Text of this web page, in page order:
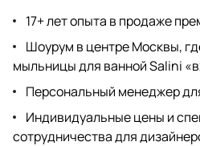
17+ лет опыта в продаже
Шоурум в центре Москвы,
мыльницы для ванной Salini
Персональный менеджер
Индивидуальные цены и
сотрудничества для